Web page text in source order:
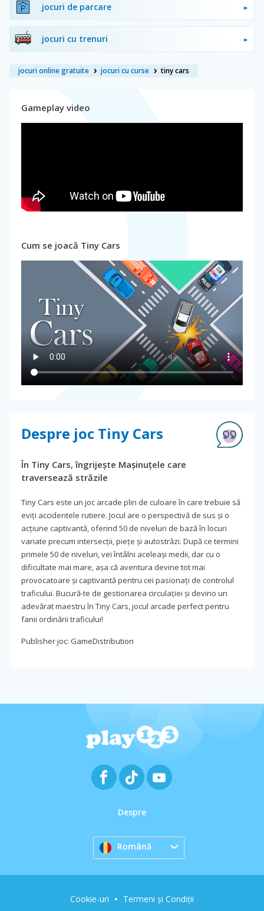
jocuri de parcare
jocuri cu trenuri
jocuri online gratuite jocuri cu curse tiny cars
Gameplay video
Cum se joacă Tiny Cars
Despre joc Tiny Cars
În Tiny Cars, îngrijește Mașinuțele care
traversează străzile
Tiny Cars este un joc arcade plin de culoare în care trebuie să
eviți accidentele rutiere. Jocul are o perspectivă de sus și o
acțiune captivantă, oferind 50 de niveluri de bază în locuri
variate precum intersecții, piețe și autostrăzi. După ce termini
primele 50 de niveluri, vei întâlni aceleași medii, dar cu o
dificultate mai mare, așa că aventura devine tot mai
provocatoare și captivantă pentru cei pasionați de controlul
traficului. Bucură-te de gestionarea circulației și devino un
adevărat maestru în Tiny Cars, jocul arcade perfect pentru
fanii ordinării traficului!
Publisher joc: GameDistribution
Despre
Română
Cookie-uri Termeni și Condiții